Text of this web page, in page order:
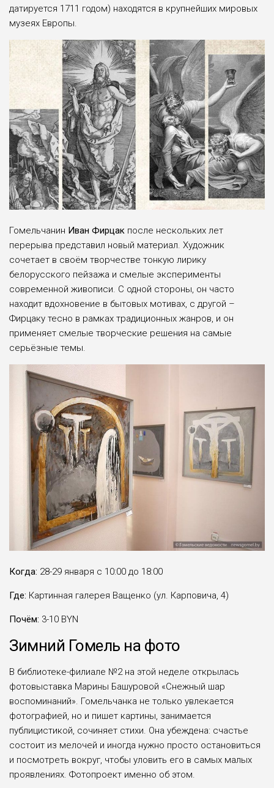
датируется 1711 годом) находятся в крупнейших мировых
музеях Европы.
Гомельчанин Иван Фирцак после нескольких лет
перерыва представил новый материал. Художник
сочетает в своём творчестве тонкую лирику
белорусского пейзажа и смелые эксперименты
современной живописи. С одной стороны, он часто
находит вдохновение в бытовых мотивах, с другой –
Фирцаку тесно в рамках традиционных жанров, и он
применяет смелые творческие решения на самые
серьёзные темы.
Когда: 28-29 января с 10:00 до 18:00
Где: Картинная галерея Ващенко (ул. Карповича, 4)
Почём: 3-10 BYN
Зимний Гомель на фото
В библиотеке-филиале №2 на этой неделе открылась
фотовыставка Марины Башуровой «Снежный шар
воспоминаний». Гомельчанка не только увлекается
фотографией, но и пишет картины, занимается
публицистикой, сочиняет стихи. Она убеждена: счастье
состоит из мелочей и иногда нужно просто остановиться
и посмотреть вокруг, чтобы уловить его в самых малых
проявлениях. Фотопроект именно об этом.